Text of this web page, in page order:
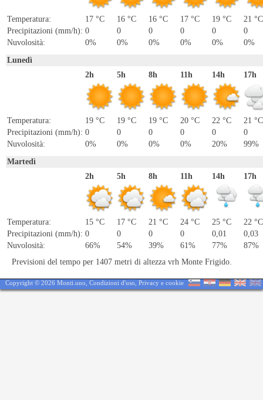
Temperatura:
17 °C
Precipitazioni (mm/h): 0
Nuvolosità:
0%
16 °C
0
0%
16 °C
0
0%
17 °C
0
0%
19 °C
0
0%
21 °C
0
0%
Lunedì
2h
Temperatura:
19 °C
Precipitazioni (mm/h): 0
Nuvolosità:
0%
5h
19 °C
0
0%
8h
19 °C
0
0%
11h
20 °C
0
0%
14h
22 °C
0
20%
17h
21 °C
0
99%
Martedì
2h
Temperatura:
15 °C
Precipitazioni (mm/h): 0
Nuvolosità:
66%
5h
17 °C
0
54%
8h
21 °C
0
39%
11h
24 °C
0
61%
14h
25 °C
0,01
77%
17h
22 °C
0,03
87%
Previsioni del tempo per 1407 metri di altezza vrh Monte Frigido.
Copyright © 2026 Monti.uno, Condizioni d'uso Privacy e cookie